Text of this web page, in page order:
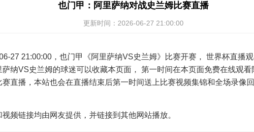
也门甲：阿里萨纳对战史兰姆比赛直播
更新时间：2026-06-27 21:00:00
27 21:00:00，也门甲《阿里萨纳VS史兰姆》比赛开赛， 世界杯直播
纳VS史兰姆的球迷可以收藏本页面， 第一时间在本页面免费在线观
直播，本站也会在直播结束后第一时间送上比赛视频集锦和全场录像
频链接均由网友提供，并链接到其他网站播放。